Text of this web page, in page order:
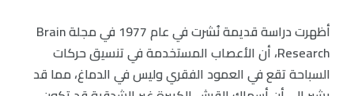
أظهرت دراسة قديمة نُشرت في عام 1977 في مجلة Brain
Research، أن الأعصاب المستخدمة في تنسيق حركات
السباحة تقع في العمود الفقري وليس في الدماغ، مما قد